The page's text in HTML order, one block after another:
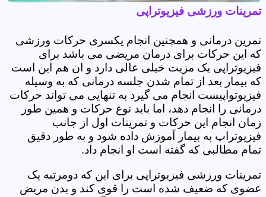
تمرینات ورزشی فیزیوتراپی
تمرین درمانی و همچنین انجام یکسری حرکات ورزشی
که این حرکات برای درمان مریضی می باشد برای
فیزیوتراپی یک مزیت خیلی عالی دارد و ان هم این است
که بیمار بعد از تمام شدن جلسه درمانی که به وسیله
فیزیوتواپیست انجام می گیرد به تنهایی می تواند حرکات
درمانی را انجام دهد، اما باید نوع حرکات و همین طور
زمان انجام این حرکات و تمرینات اول از جانب
فیزیوتراپ به بیمار آموزش داده شود و به طور دقیق
تمام مطالبی که گفته است او انجام داد.
تمرینات ورزشی فیزیوتراپی برای این که دومرتبه یک
عضوی که ضعیف شده است را قوی کند و بدن مریض